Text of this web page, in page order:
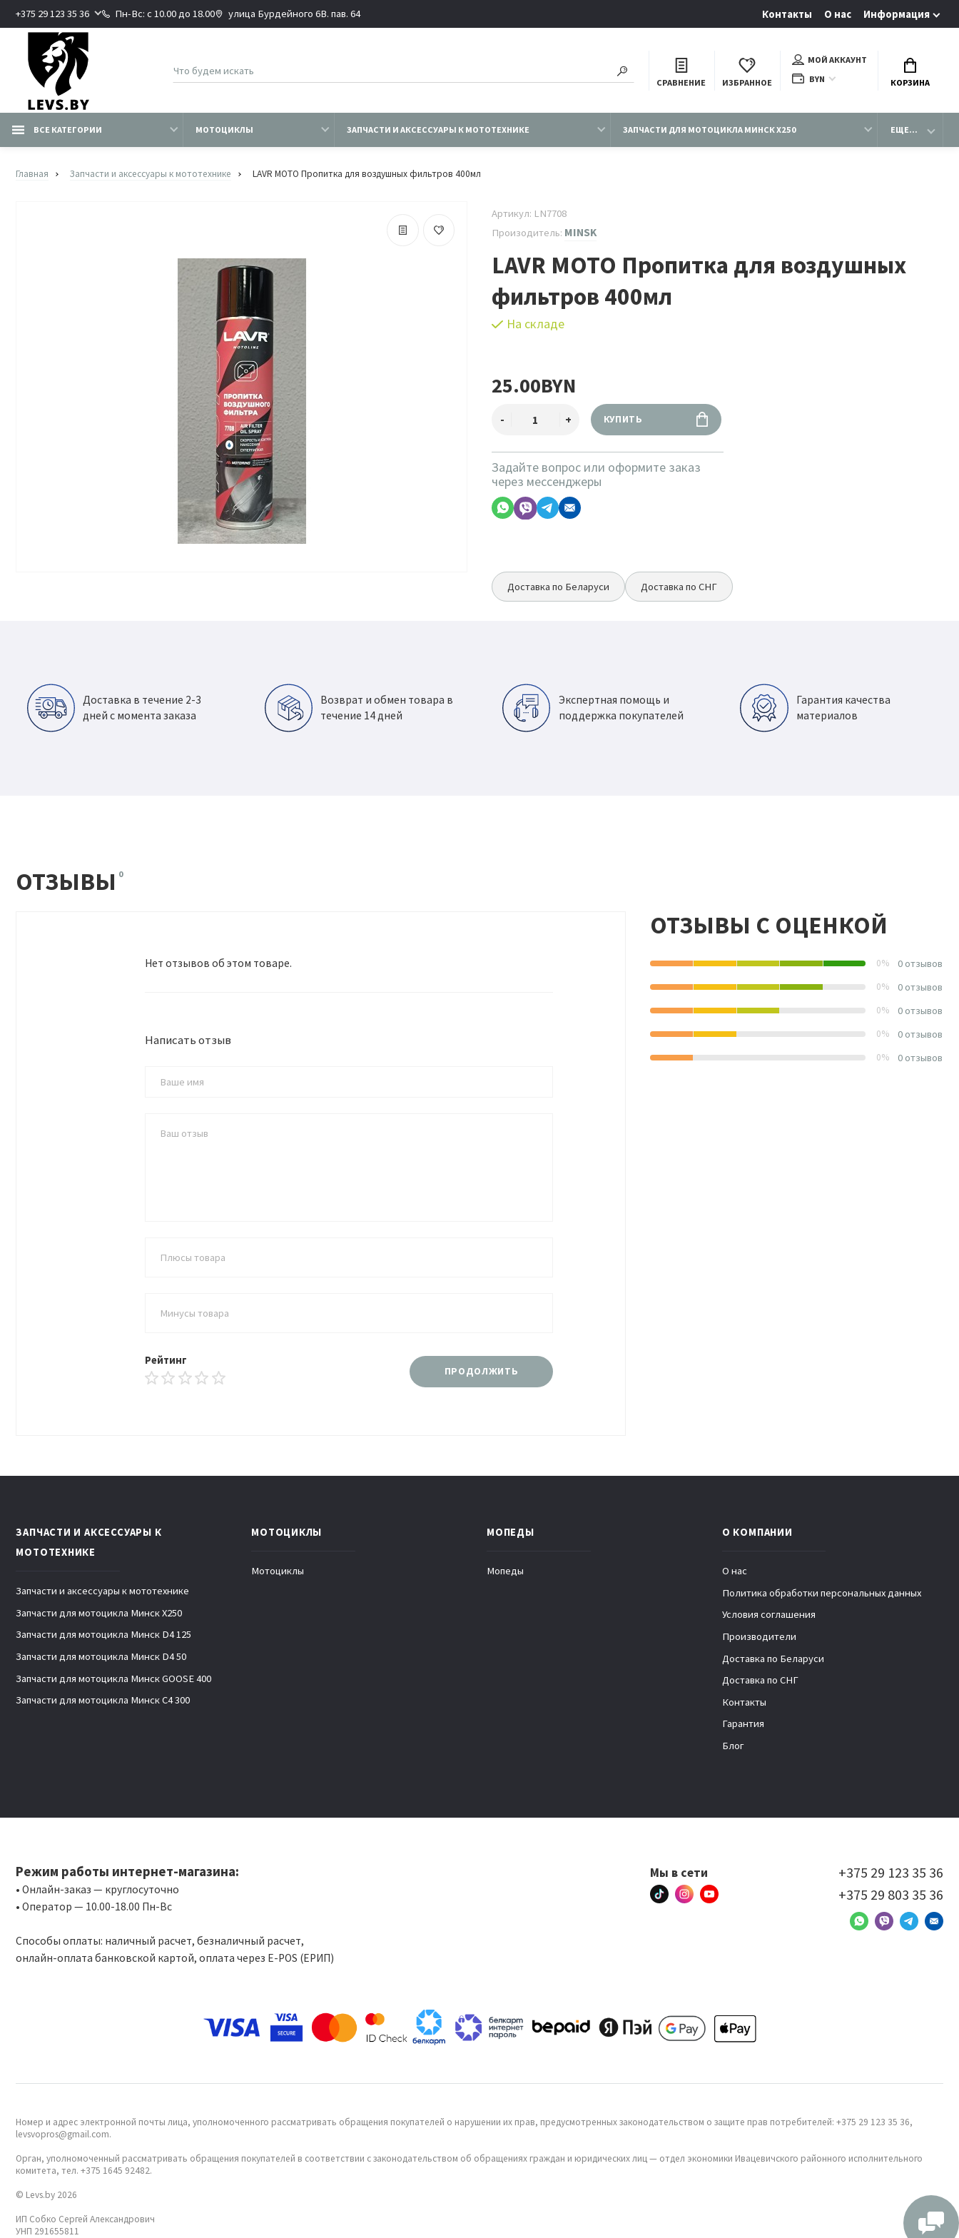
+375 29 123 35 36 Пн-Вс: с 10.00 до 18.00 улица Бурдейного 6В. пав. 64 Контакты О нас Информация
СРАВНЕНИЕ ИЗБРАННОЕ
МОЙ АККАУНТ
BYN
КОРЗИНА
ВСЕ КАТЕГОРИИ МОТОЦИКЛЫ ЗАПЧАСТИ И АКСЕССУАРЫ К МОТОТЕХНИКЕ ЗАПЧАСТИ ДЛЯ МОТОЦИКЛА МИНСК X250 ЕЩЕ...
Главная Запчасти и аксессуары к мототехнике LAVR MOTO Пропитка для воздушных фильтров 400мл
Артикул: LN7708
Произодитель: MINSK
LAVR MOTO Пропитка для воздушных
фильтров 400мл
На складе
25.00BYN
КУПИТЬ
Задайте вопрос или оформите заказ
через мессенджеры
Доставка по Беларуси Доставка по СНГ
Доставка в течение 2-3
дней с момента заказа
Возврат и обмен товара в
течение 14 дней
Экспертная помощь и
поддержка покупателей
Гарантия качества
материалов
ОТЗЫВЫ 0
Нет отзывов об этом товаре.
Написать отзыв
Рейтинг
ПРОДОЛЖИТЬ
ОТЗЫВЫ С ОЦЕНКОЙ
0% 0 отзывов
0% 0 отзывов
0% 0 отзывов
0% 0 отзывов
0% 0 отзывов
ЗАПЧАСТИ И АКСЕССУАРЫ К
МОТОТЕХНИКЕ
Запчасти и аксессуары к мототехнике
Запчасти для мотоцикла Минск X250
Запчасти для мотоцикла Минск D4 125
Запчасти для мотоцикла Минск D4 50
Запчасти для мотоцикла Минск GOOSE 400
Запчасти для мотоцикла Минск C4 300
МОТОЦИКЛЫ
Мотоциклы
МОПЕДЫ
Мопеды
О КОМПАНИИ
О нас
Политика обработки персональных данных
Условия соглашения
Производители
Доставка по Беларуси
Доставка по СНГ
Контакты
Гарантия
Блог
Режим работы интернет-магазина:
• Онлайн-заказ — круглосуточно
• Оператор — 10.00-18.00 Пн-Вс
Способы оплаты: наличный расчет, безналичный расчет,
онлайн-оплата банковской картой, оплата через Е-POS (ЕРИП)
+375 29 123 35 36
+375 29 803 35 36
Мы в сети
Номер и адрес электронной почты лица, уполномоченного рассматривать обращения покупателей о нарушении их прав, предусмотренных законодательством о защите прав потребителей: +375 29 123 35 36,
levsvopros@gmail.com.
Орган, уполномоченный рассматривать обращения покупателей в соответствии с законодательством об обращениях граждан и юридических лиц — отдел экономики Ивацевичского районного исполнительного
комитета, тел. +375 1645 92482.
© Levs.by 2026
ИП Собко Сергей Александрович
УНП 291655811